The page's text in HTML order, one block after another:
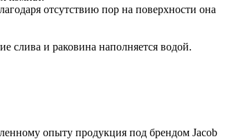
отсутствию пор на поверхности она
слива и раковина наполняется водой.
опыту продукция под брендом Jacob